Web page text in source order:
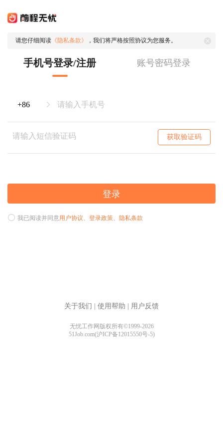
请您仔细阅读 《隐私条款》 ，我们将严格按照协议为您服务。
手机号登录/注册 账号密码登录
获取验证码
登录
我已阅读并同意用户协议、 登录政策、 隐私条款
关于我们 使用帮助 用户反馈
无忧工作网版权所有©1999-2026
51Job.com(沪ICP备12015550号-5)